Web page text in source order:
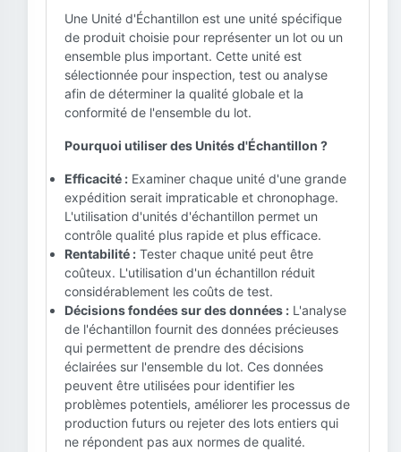
Une Unité d'Échantillon est une unité spécifique
de produit choisie pour représenter un lot ou un
ensemble plus important. Cette unité est
sélectionnée pour inspection, test ou analyse
afin de déterminer la qualité globale et la
conformité de l'ensemble du lot.
Pourquoi utiliser des Unités d'Échantillon ?
Efficacité : Examiner chaque unité d'une grande
expédition serait impraticable et chronophage.
L'utilisation d'unités d'échantillon permet un
contrôle qualité plus rapide et plus efficace.
Rentabilité : Tester chaque unité peut être
coûteux. L'utilisation d'un échantillon réduit
considérablement les coûts de test.
Décisions fondées sur des données : L'analyse
de l'échantillon fournit des données précieuses
qui permettent de prendre des décisions
éclairées sur l'ensemble du lot. Ces données
peuvent être utilisées pour identifier les
problèmes potentiels, améliorer les processus de
production futurs ou rejeter des lots entiers qui
ne répondent pas aux normes de qualité.